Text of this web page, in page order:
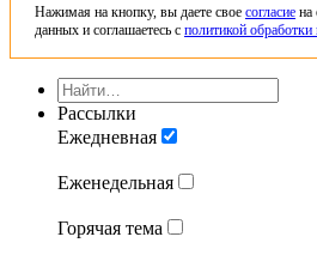
Нажимая на кнопку, вы даете свое согласие на
данных и соглашаетесь с политикой
Рассылки
Ежедневная
Еженедельная
Горячая тема